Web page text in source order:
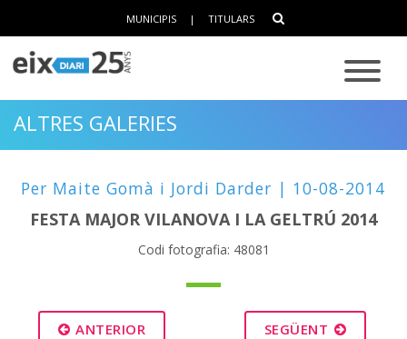
MUNICIPIS | TITULARS
ALTRES GALERIES
Per Maite Gomà i Jordi Darder | 10-08-2014
FESTA MAJOR VILANOVA I LA GELTRÚ 2014
Codi fotografia: 48081
ANTERIOR SEGÜENT